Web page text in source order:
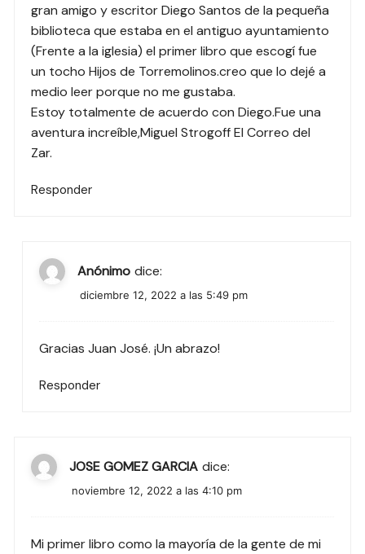
gran amigo y escritor Diego Santos de la pequeña
biblioteca que estaba en el antiguo ayuntamiento
(Frente a la iglesia) el primer libro que escogí fue
un tocho Hijos de Torremolinos.creo que lo dejé a
medio leer porque no me gustaba.
Estoy totalmente de acuerdo con Diego.Fue una
aventura increíble,Miguel Strogoff El Correo del
Zar.
Responder
Anónimo dice:
diciembre 12, 2022 a las 5:49 pm
Gracias Juan José. ¡Un abrazo!
Responder
JOSE GOMEZ GARCIA dice:
noviembre 12, 2022 a las 4:10 pm
Mi primer libro como la mayoría de la gente de mi